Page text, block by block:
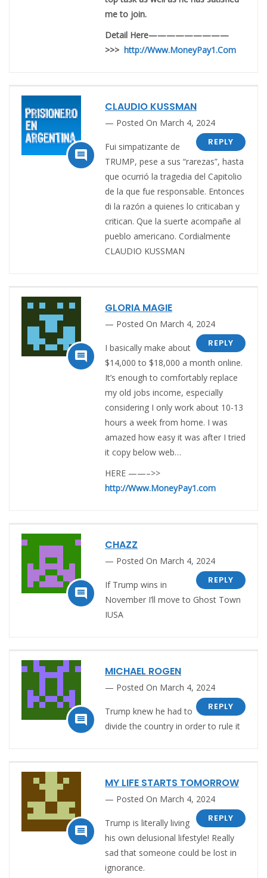
me to join.
Detail Here—————————
>>> http://Www.MoneyPay1.Com

CLAUDIO KUSSMAN
Posted On March 4, 2024
REPLY
Fui simpatizante de
TRUMP, pese a sus “rarezas”, hasta
que ocurrió la tragedia del Capitolio
de la que fue responsable. Entonces
di la razón a quienes lo criticaban y
critican. Que la suerte acompañe al
pueblo americano. Cordialmente
CLAUDIO KUSSMAN

GLORIA MAGIE
Posted On March 4, 2024
REPLY
I basically make about
$14,000 to $18,000 a month online.
It’s enough to comfortably replace
my old jobs income, especially
considering I only work about 10-13
hours a week from home. I was
amazed how easy it was after I tried
it copy below web…
HERE ——–>>
http://Www.MoneyPay1.com

CHAZZ
Posted On March 4, 2024
REPLY
If Trump wins in
November I’ll move to Ghost Town
IUSA

MICHAEL ROGEN
Posted On March 4, 2024
REPLY
Trump knew he had to
divide the country in order to rule it

MY LIFE STARTS TOMORROW
Posted On March 4, 2024
REPLY
Trump is literally living
his own delusional lifestyle! Really
sad that someone could be lost in
ignorance.